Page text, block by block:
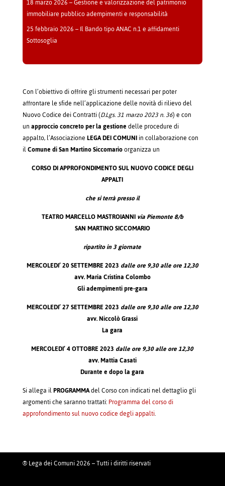
18 marzo 2026 – Gestione e valorizzazione del patrimonio
immobiliare pubblico adempimenti e responsabilità
25 febbraio 2026 – Il Bando tipo ANAC n.1 e affidamenti
Sottosoglia
Con l’obiettivo di offrire gli strumenti necessari per poter
affrontare le sfide nell’applicazione delle novità di rilievo del
Nuovo Codice dei Contratti (D.Lgs. 31 marzo 2023 n. 36) e con
unapproccio concreto per la gestionedelle procedure di
appalto, l’AssociazioneLEGA DEI COMUNIin collaborazione con
ilComune di San MartinoSiccomarioorganizza un
CORSO DI APPROFONDIMENTO SULNUOVO CODICE DEGLI
APPALTI
che si terrà presso il
TEATRO MARCELLO MASTROIANNIvia Piemonte 8/b
SAN MARTINO SICCOMARIO
ripartito in 3 giornate
MERCOLEDI’ 20 SETTEMBRE 2023 dalle ore9,30alle ore12,30
avv. Maria Cristina Colombo
Gli adempimenti pre-gara
MERCOLEDI’ 27 SETTEMBRE 2023 dalle ore9,30alle ore12,30
avv. Niccolò Grassi
La gara
MERCOLEDI’ 4 OTTOBRE 2023 dalle ore9,30alle ore12,30
avv. Mattia Casati
Durante e dopo la gara
Si allega ilPROGRAMMAdel Corso con indicati nel dettaglio gli
argomenti che saranno trattati:Programma del corso di
approfondimento sul nuovo codice degli appalti.
® Lega dei Comuni 2026 – Tutti i diritti riservati